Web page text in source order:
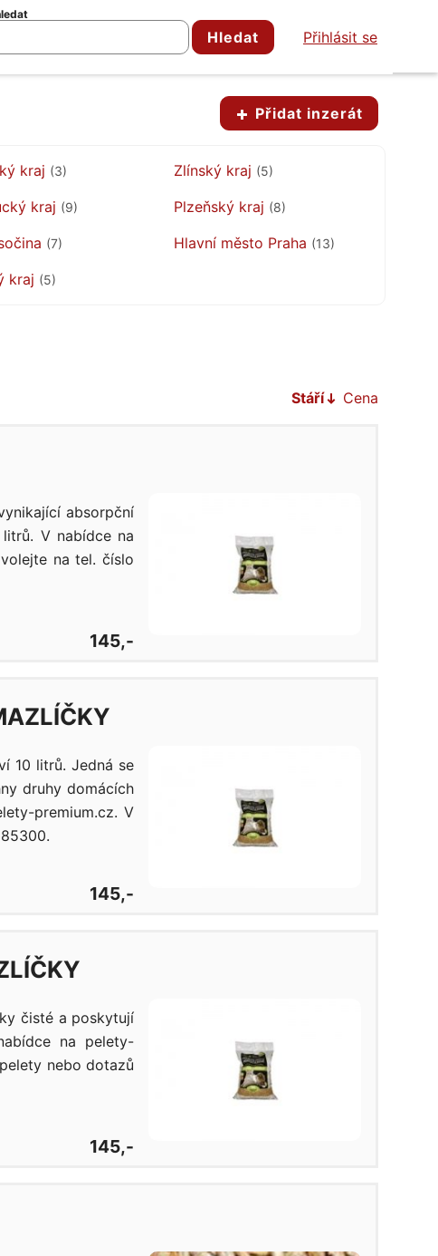
Hledat Přihlásit se
Přidat inzerát
kraj (3)
kraj (9)
(7)
kraj (5)
Zlínský kraj (5)
Plzeňský kraj (8)
Hlavní město Praha (13)
Stáří Cena
absorpční
V nabídce na
na tel. číslo
145,-
10 litrů. Jedná se
druhy domácích
premium.cz. V
145,-
čisté a poskytují
na pelety-
nebo dotazů
145,-